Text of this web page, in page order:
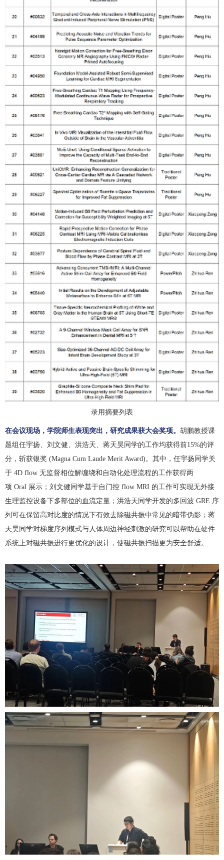
录用摘要列表
在会议现场，学院师生表现突出，研究成果获大会奖项。 胡鹏教授课
题组任宇扬、刘文健、洪浩天、蒋天昊同学的工作均获得前15%的评
分，斩获银奖 (Magna Cum Laude Merit Award)。其中，任宇扬同学关
于 4D flow 无监督相位解缠绕和自动化处理流程的工作获得两
项 Oral 展示；刘文健同学基于自门控 flow MRI 的工作可实现无外接
生理监控设备下多部位的血流定量；洪浩天同学开发的多回波 GRE 序
列可在保留高对比度的情况下有效去除磁共振中常见的暗带伪影；蒋
天昊同学对梯度序列模式与人体周边神经刺激的研究可以帮助在硬件
系统上对磁共振进行更优化的设计，使磁共振扫描更为安全舒适。